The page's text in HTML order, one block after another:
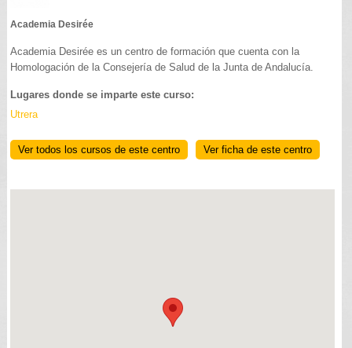
Academia Desirée
Academia Desirée es un centro de formación que cuenta con la
Homologación de la Consejería de Salud de la Junta de Andalucía.
Lugares donde se imparte este curso:
Utrera
Ver todos los cursos de este centro Ver ficha de este centro